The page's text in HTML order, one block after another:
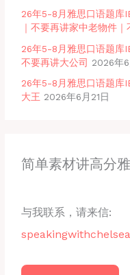
26年5-8月雅思口语题库
｜不要再讲家中老物件
26年5-8月雅思口语题库
不要再讲大公司 2026年6
26年5-8月雅思口语题库
大王 2026年6月21日
简单素材讲高分
与我联系，请来信: